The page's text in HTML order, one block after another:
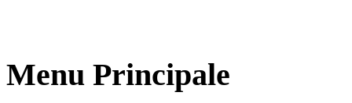
Menu Principale